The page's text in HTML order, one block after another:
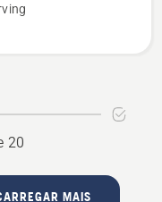
20
MAIS